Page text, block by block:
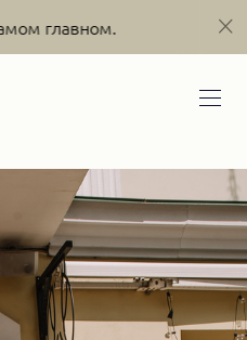
Фотография о самом